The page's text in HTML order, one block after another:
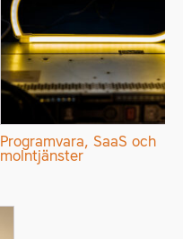
Programvara, SaaS och
molntjänster